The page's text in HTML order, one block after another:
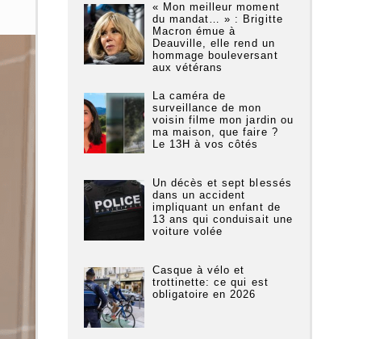
« Mon meilleur moment
du mandat… » : Brigitte
Macron émue à
Deauville, elle rend un
hommage bouleversant
aux vétérans
La caméra de
surveillance de mon
voisin filme mon jardin ou
ma maison, que faire ?
Le 13H à vos côtés
Un décès et sept blessés
dans un accident
impliquant un enfant de
13 ans qui conduisait une
voiture volée
Casque à vélo et
trottinette: ce qui est
obligatoire en 2026